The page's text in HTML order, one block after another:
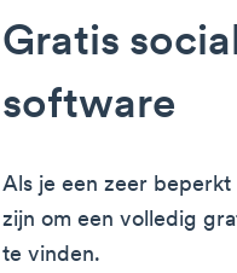
Gratis
software
Als je een zeer
zijn om een volledig
te vinden.